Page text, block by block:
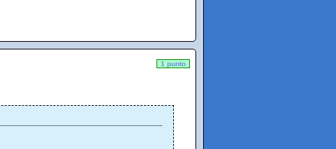
1 punto